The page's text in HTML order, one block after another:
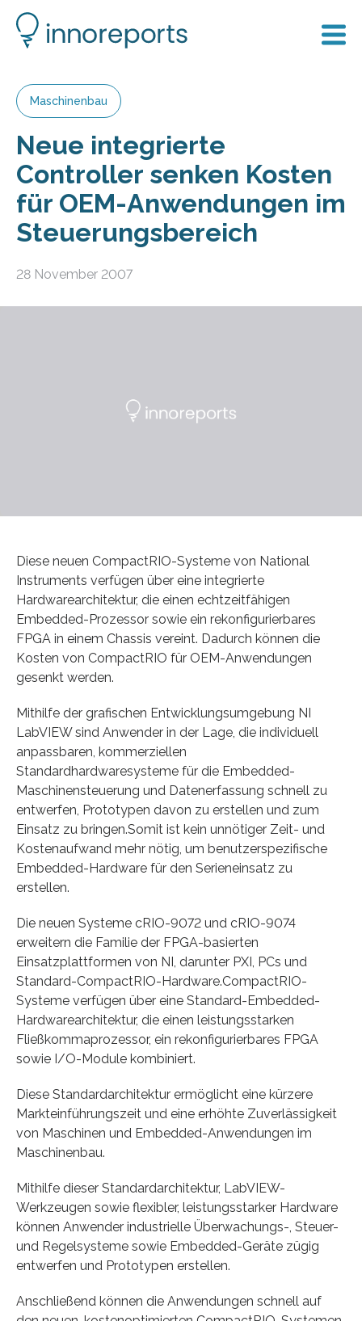
Maschinenbau
Neue integrierte
Controller senken Kosten
für OEM-Anwendungen im
Steuerungsbereich
28 November 2007
Diese neuen CompactRIO-Systeme von National
Instruments verfügen über eine integrierte
Hardwarearchitektur, die einen echtzeitfähigen
Embedded-Prozessor sowie ein rekonfigurierbares
FPGA in einem Chassis vereint. Dadurch können die
Kosten von CompactRIO für OEM-Anwendungen
gesenkt werden.
Mithilfe der grafischen Entwicklungsumgebung NI
LabVIEW sind Anwender in der Lage, die individuell
anpassbaren, kommerziellen
Standardhardwaresysteme für die Embedded-
Maschinensteuerung und Datenerfassung schnell zu
entwerfen, Prototypen davon zu erstellen und zum
Einsatz zu bringen.Somit ist kein unnötiger Zeit- und
Kostenaufwand mehr nötig, um benutzerspezifische
Embedded-Hardware für den Serieneinsatz zu
erstellen.
Die neuen Systeme cRIO-9072 und cRIO-9074
erweitern die Familie der FPGA-basierten
Einsatzplattformen von NI, darunter PXI, PCs und
Standard-CompactRIO-Hardware.CompactRIO-
Systeme verfügen über eine Standard-Embedded-
Hardwarearchitektur, die einen leistungsstarken
Fließkommaprozessor, ein rekonfigurierbares FPGA
sowie I/O-Module kombiniert.
Diese Standardarchitektur ermöglicht eine kürzere
Markteinführungszeit und eine erhöhte Zuverlässigkeit
von Maschinen und Embedded-Anwendungen im
Maschinenbau.
Mithilfe dieser Standardarchitektur, LabVIEW-
Werkzeugen sowie flexibler, leistungsstarker Hardware
können Anwender industrielle Überwachungs-, Steuer-
und Regelsysteme sowie Embedded-Geräte zügig
entwerfen und Prototypen erstellen.
Anschließend können die Anwendungen schnell auf